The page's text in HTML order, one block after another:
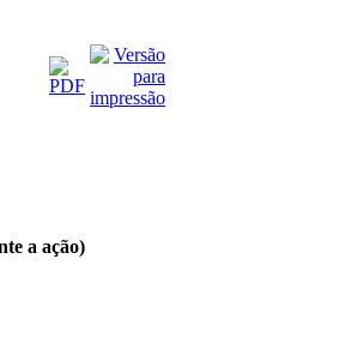
a ação)